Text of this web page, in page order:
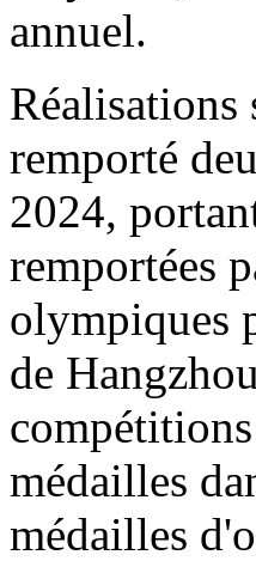
annuel.
Réalisations
remporté
2024,
remportées
olympiques
de
médailles
médailles